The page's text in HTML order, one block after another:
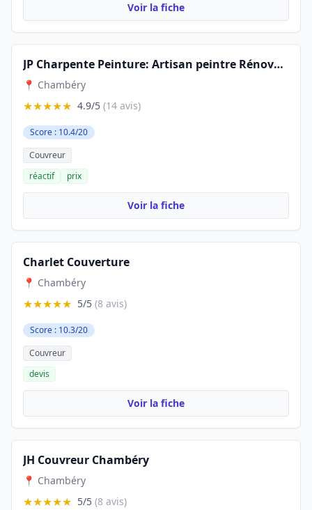
Voir la fiche
JP Charpente Peinture: Artisan peintre Rénovation toiture façade Réparation Couverture zinguerie 73 Savoie 38 Chambéry
📍 Chambéry
★★★★★ 4.9/5 (14 avis)
Score : 10.4/20
Couvreur
réactif
prix
Voir la fiche
Charlet Couverture
📍 Chambéry
★★★★★ 5/5 (8 avis)
Score : 10.3/20
Couvreur
devis
Voir la fiche
JH Couvreur Chambéry
📍 Chambéry
★★★★★ 5/5 (8 avis)